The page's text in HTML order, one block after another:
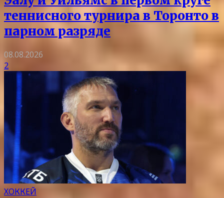
теннисного турнира в Торонто в
парном разряде
08.08.2026
2
ХОККЕЙ